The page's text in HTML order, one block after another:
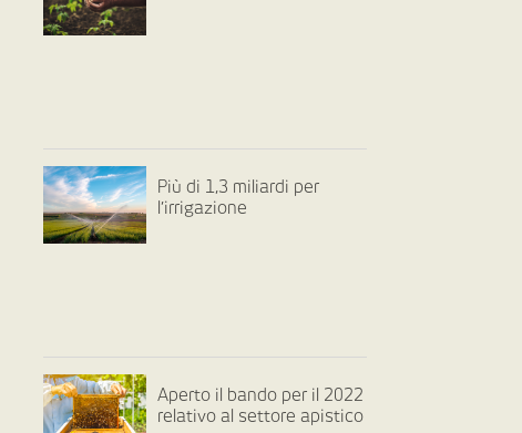
Più di 1,3 miliardi per
l’irrigazione
Aperto il bando per il 2022
relativo al settore apistico